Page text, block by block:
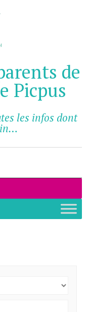
de
Picpus
les infos dont